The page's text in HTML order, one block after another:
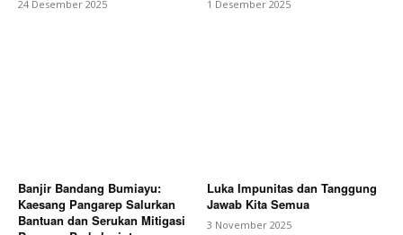
24 Desember 2025 1 Desember 2025
Banjir Bandang Bumiayu:
Kaesang Pangarep Salurkan
Bantuan dan Serukan Mitigasi
Luka Impunitas dan Tanggung
Jawab Kita Semua
3 November 2025